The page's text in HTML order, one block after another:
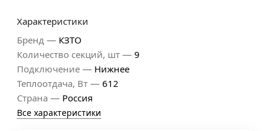
Характеристики
Бренд — КЗТО
Количество секций, шт — 9
Подключение — Нижнее
Теплоотдача, Вт — 612
Страна — Россия
Все характеристики